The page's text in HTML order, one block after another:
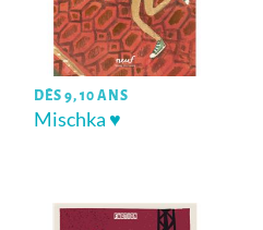
DÈS 9, 10 ANS
Mischka ♥